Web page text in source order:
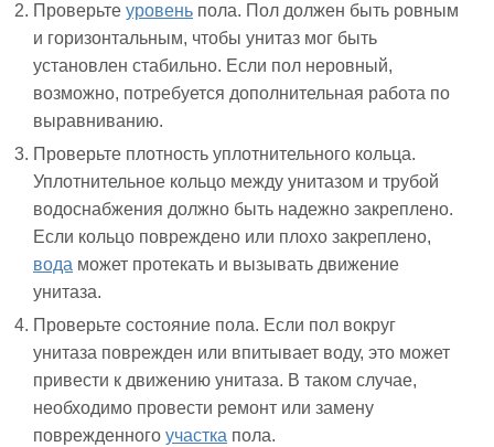
Проверьте уровень пола. Пол должен быть ровным
и горизонтальным, чтобы унитаз мог быть
установлен стабильно. Если пол неровный,
возможно, потребуется дополнительная работа по
выравниванию.
Проверьте плотность уплотнительного кольца.
Уплотнительное кольцо между унитазом и трубой
водоснабжения должно быть надежно закреплено.
Если кольцо повреждено или плохо закреплено,
вода может протекать и вызывать движение
унитаза.
Проверьте состояние пола. Если пол вокруг
унитаза поврежден или впитывает воду, это может
привести к движению унитаза. В таком случае,
необходимо провести ремонт или замену
поврежденного участка пола.